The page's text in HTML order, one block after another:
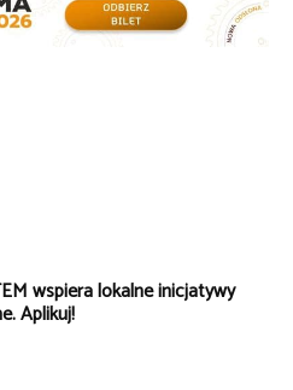
wspiera lokalne inicjatywy
Aplikuj!